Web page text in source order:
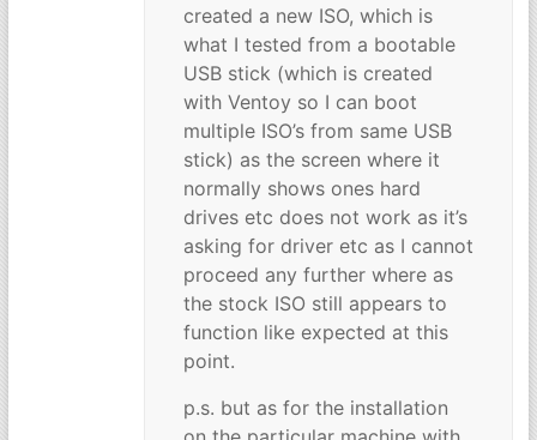
created a new ISO, which is
what I tested from a bootable
USB stick (which is created
with Ventoy so I can boot
multiple ISO’s from same USB
stick) as the screen where it
normally shows ones hard
drives etc does not work as it’s
asking for driver etc as I cannot
proceed any further where as
the stock ISO still appears to
function like expected at this
point.
p.s. but as for the installation